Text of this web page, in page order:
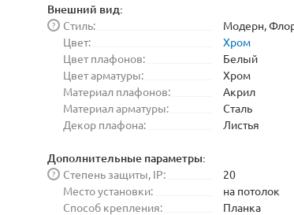
Внешний вид:
Стиль:
?
Модерн,
Цвет:
Хром
Цвет плафонов:
Белый
Цвет арматуры:
Хром
Материал плафонов:
Акрил
Материал арматуры:
Сталь
Декор плафона:
Листья
Дополнительные параметры:
Степень защиты, IP:
?
20
Место установки:
на потолок
Способ крепления:
Планка